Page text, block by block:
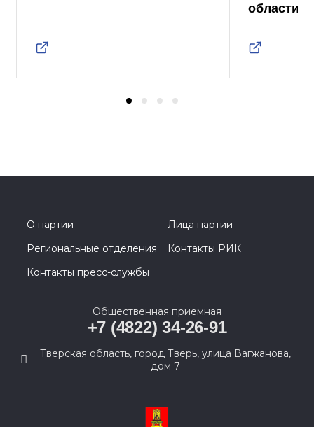
области
О партии
Лица партии
Региональные отделения
Контакты РИК
Контакты пресс-службы
Общественная приемная
+7 (4822) 34-26-91
Тверская область, город Тверь, улица Вагжанова,
дом 7